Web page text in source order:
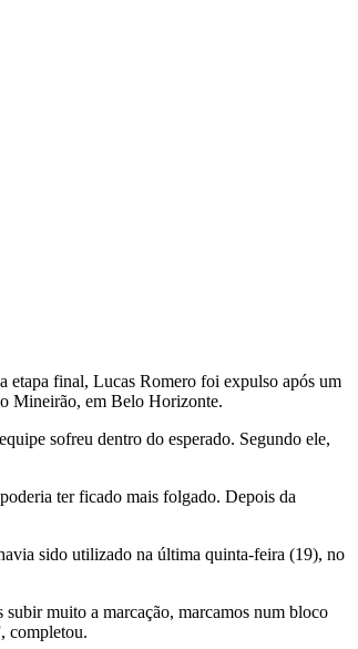
etapa final, Lucas Romero foi expulso após um
Mineirão, em Belo Horizonte.
sofreu dentro do esperado. Segundo ele,
ter ficado mais folgado. Depois da
sido utilizado na última quinta-feira (19), no
muito a marcação, marcamos num bloco
completou.